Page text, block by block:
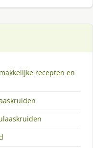
recepten en